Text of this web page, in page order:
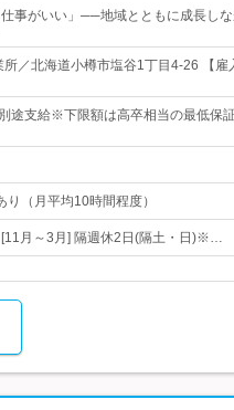
事がいい」──地域とともに成長し
／北海道小樽市塩谷1丁目4-26 【雇
途支給※下限額は高卒相当の最低保
（月平均10時間程度）
月～3月] 隔週休2日(隔土・日)※…